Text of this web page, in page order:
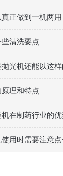
正做到一机两用
清洗要点
光机还能以这
理和特点
在制药行业的优
用时需要注意点